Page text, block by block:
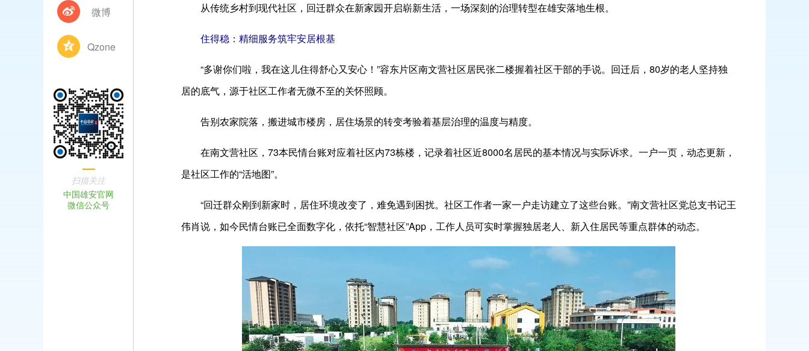
微博
Qzone
扫描关注
中国雄安官网
微信公众号
从传统乡村到现代社区，回迁群众在新家园开启崭新生活，一场深刻的治理转型在雄安落地生根。
住得稳：精细服务筑牢安居根基
“多谢你们啦，我在这儿住得舒心又安心！”容东片区南文营社区居民张二楼握着社区干部的手说。回迁后，80岁的老人坚持独
居的底气，源于社区工作者无微不至的关怀照顾。
告别农家院落，搬进城市楼房，居住场景的转变考验着基层治理的温度与精度。
在南文营社区，73本民情台账对应着社区内73栋楼，记录着社区近8000名居民的基本情况与实际诉求。一户一页，动态更新，
是社区工作的“活地图”。
“回迁群众刚到新家时，居住环境改变了，难免遇到困扰。社区工作者一家一户走访建立了这些台账。”南文营社区党总支书记王
伟肖说，如今民情台账已全面数字化，依托“智慧社区”App，工作人员可实时掌握独居老人、新入住居民等重点群体的动态。